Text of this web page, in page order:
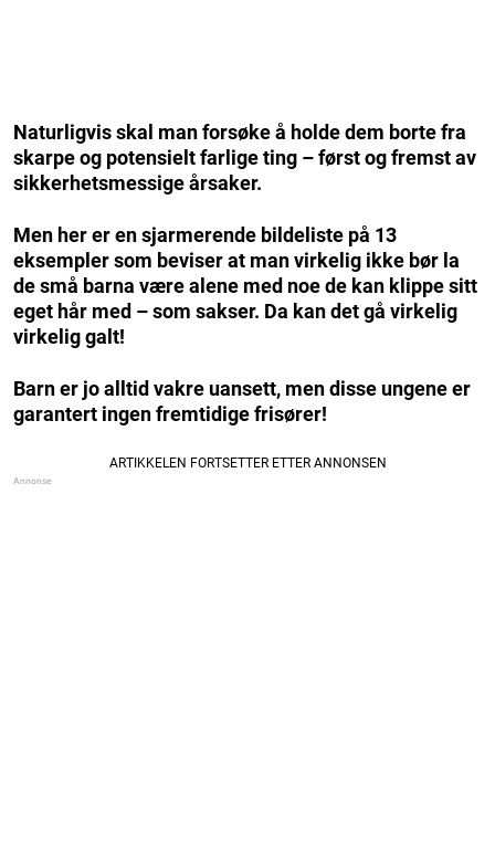
Naturligvis skal man forsøke å holde dem borte fra
skarpe og potensielt farlige ting – først og fremst av
sikkerhetsmessige årsaker.
Men her er en sjarmerende bildeliste på 13
eksempler som beviser at man virkelig ikke bør la
de små barna være alene med noe de kan klippe sitt
eget hår med – som sakser. Da kan det gå virkelig
virkelig galt!
Barn er jo alltid vakre uansett, men disse ungene er
garantert ingen fremtidige frisører!